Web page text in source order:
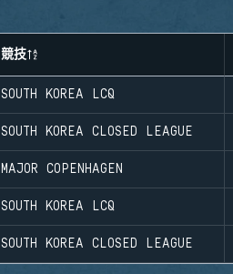
競技
SOUTH KOREA LCQ
SOUTH KOREA CLOSED LEAGUE
MAJOR COPENHAGEN
SOUTH KOREA LCQ
SOUTH KOREA CLOSED LEAGUE